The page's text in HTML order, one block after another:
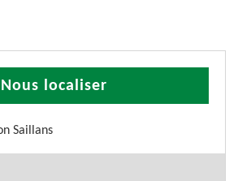
Nous localiser
Saillans